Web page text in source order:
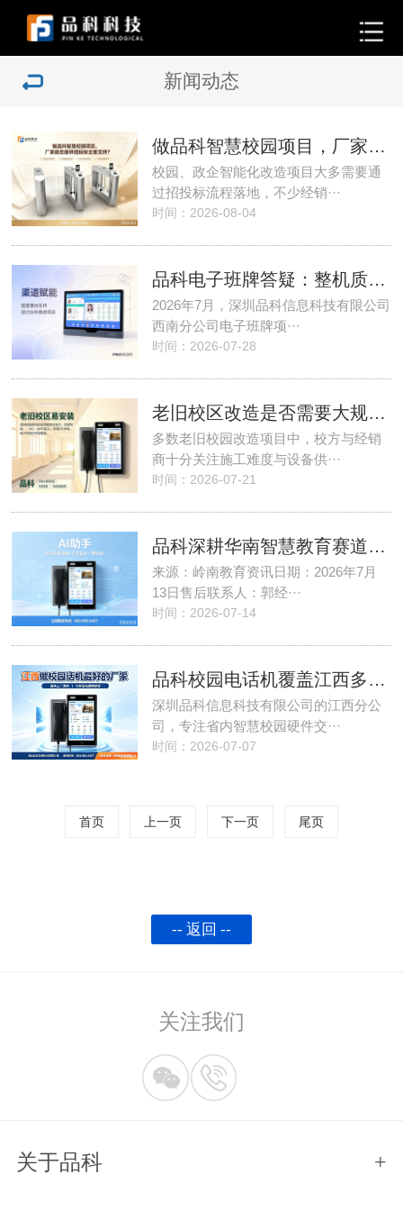
新闻动态
做品科智慧校园项目，厂家能否提···
校园、政企智能化改造项目大多需要通
过招投标流程落地，不少经销···
时间：2026-08-04
品科电子班牌答疑：整机质保周期···
2026年7月，深圳品科信息科技有限公司
西南分公司电子班牌项···
时间：2026-07-28
老旧校区改造是否需要大规模布线···
多数老旧校园改造项目中，校方与经销
商十分关注施工难度与设备供···
时间：2026-07-21
品科深耕华南智慧教育赛道，广州···
来源：岭南教育资讯日期：2026年7月
13日售后联系人：郭经···
时间：2026-07-14
品科校园电话机覆盖江西多地校园···
深圳品科信息科技有限公司的江西分公
司，专注省内智慧校园硬件交···
时间：2026-07-07
首页 上一页 下一页 尾页
-- 返回 --
关注我们
+
关于品科